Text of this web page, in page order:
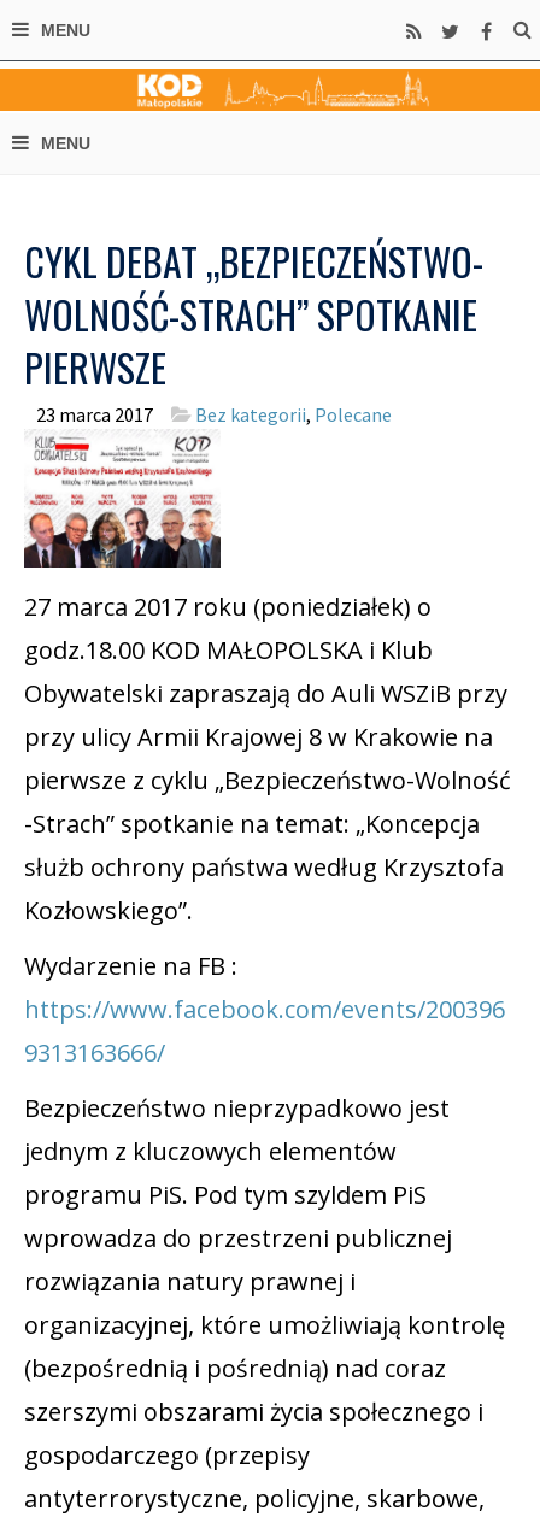
CYKL DEBAT „BEZPIECZEŃSTWO-
WOLNOŚĆ-STRACH” SPOTKANIE
PIERWSZE
23 marca 2017 Bez kategorii, Polecane
27 marca 2017 roku (poniedziałek) o
godz.18.00 KOD MAŁOPOLSKA i Klub
Obywatelski zapraszają do Auli WSZiB przy
przy ulicy Armii Krajowej 8 w Krakowie na
pierwsze z cyklu „Bezpieczeństwo-Wolność
-Strach” spotkanie na temat: „Koncepcja
służb ochrony państwa według Krzysztofa
Kozłowskiego”.
Wydarzenie na FB :
https://www.facebook.com/events/200396
9313163666/
Bezpieczeństwo nieprzypadkowo jest
jednym z kluczowych elementów
programu PiS. Pod tym szyldem PiS
wprowadza do przestrzeni publicznej
rozwiązania natury prawnej i
organizacyjnej, które umożliwiają kontrolę
(bezpośrednią i pośrednią) nad coraz
szerszymi obszarami życia społecznego i
gospodarczego (przepisy
antyterrorystyczne, policyjne, skarbowe,